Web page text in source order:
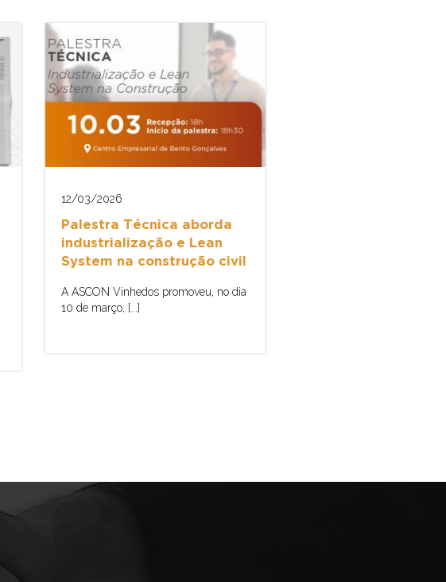
12/03/2026
Palestra Técnica aborda
industrialização e Lean
System na construção civil
A ASCON Vinhedos promoveu, no dia
10 de março, [...]